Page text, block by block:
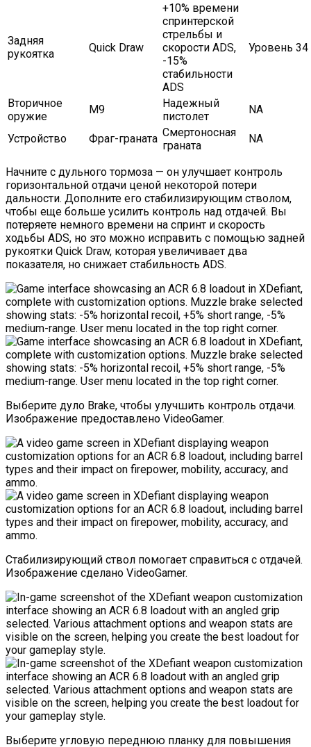
Задняя
рукоятка
Quick Draw
+10% времени
спринтерской
стрельбы и
скорости ADS,
-15%
стабильности
ADS
Уровень 34
Вторичное
оружие
M9
Надежный
пистолет
NA
Устройство Фраг-граната Смертоносная
граната
NA
Начните с дульного тормоза — он улучшает контроль
горизонтальной отдачи ценой некоторой потери
дальности. Дополните его стабилизирующим стволом,
чтобы еще больше усилить контроль над отдачей. Вы
потеряете немного времени на спринт и скорость
ходьбы ADS, но это можно исправить с помощью задней
рукоятки Quick Draw, которая увеличивает два
показателя, но снижает стабильность ADS.
Выберите дуло Brake, чтобы улучшить контроль отдачи.
Изображение предоставлено VideoGamer.
Стабилизирующий ствол помогает справиться с отдачей.
Изображение сделано VideoGamer.
Выберите угловую переднюю планку для повышения